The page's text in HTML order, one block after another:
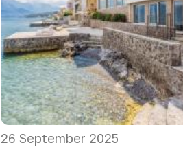
26 September 2025